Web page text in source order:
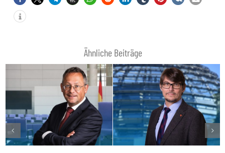
Ähnliche Beiträge